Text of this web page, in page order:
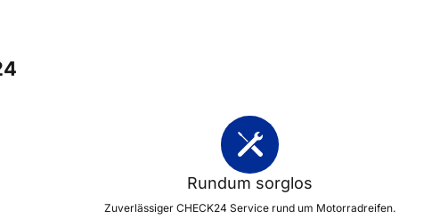
Rundum sorglos
Zuverlässiger CHECK24 Service rund um Motorradreifen.